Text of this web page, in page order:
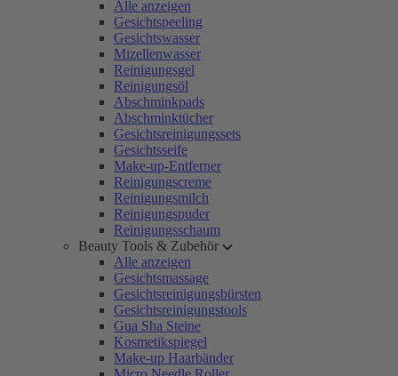
Alle anzeigen
Gesichtspeeling
Gesichtswasser
Mizellenwasser
Reinigungsgel
Reinigungsöl
Abschminkpads
Abschminktücher
Gesichtsreinigungssets
Gesichtsseife
Make-up-Entferner
Reinigungscreme
Reinigungsmilch
Reinigungspuder
Reinigungsschaum
Beauty Tools & Zubehör
Alle anzeigen
Gesichtsmassage
Gesichtsreinigungsbürsten
Gesichtsreinigungstools
Gua Sha Steine
Kosmetikspiegel
Make-up Haarbänder